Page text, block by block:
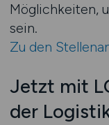
Möglichkeiten,
sein.
Zu den
Jetzt mit
der